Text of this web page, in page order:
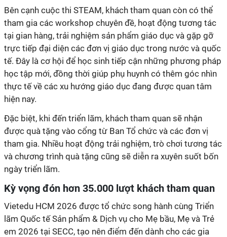
Bên cạnh cuộc thi STEAM, khách tham quan còn có thể
tham gia các workshop chuyên đề, hoạt động tương tác
tại gian hàng, trải nghiệm sản phẩm giáo dục và gặp gỡ
trực tiếp đại diện các đơn vị giáo dục trong nước và quốc
tế. Đây là cơ hội để học sinh tiếp cận những phương pháp
học tập mới, đồng thời giúp phụ huynh có thêm góc nhìn
thực tế về các xu hướng giáo dục đang được quan tâm
hiện nay.
Đặc biệt, khi đến triển lãm, khách tham quan sẽ nhận
được quà tặng vào cổng từ Ban Tổ chức và các đơn vị
tham gia. Nhiều hoạt động trải nghiệm, trò chơi tương tác
và chương trình quà tặng cũng sẽ diễn ra xuyên suốt bốn
ngày triển lãm.
Kỳ vọng đón hơn 35.000 lượt khách tham quan
Vietedu HCM 2026 được tổ chức song hành cùng Triển
lãm Quốc tế Sản phẩm & Dịch vụ cho Mẹ bầu, Mẹ và Trẻ
em 2026 tại SECC, tạo nên điểm đến dành cho các gia